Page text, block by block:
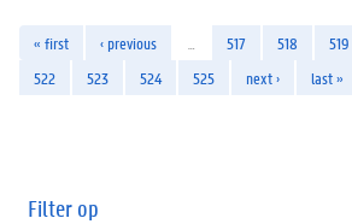
« first ‹ previous 517 518 519
522
523 524 525 next › last »
Filter op